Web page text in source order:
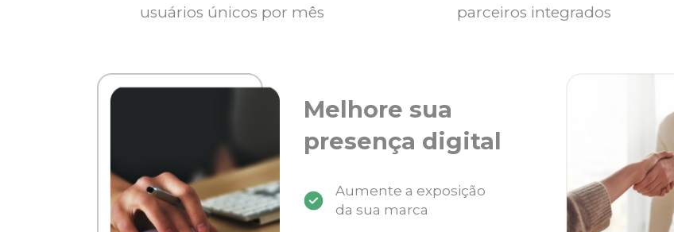
usuários únicos por mês parceiros integrados
Melhore sua
presença digital
Aumente a exposição
da sua marca